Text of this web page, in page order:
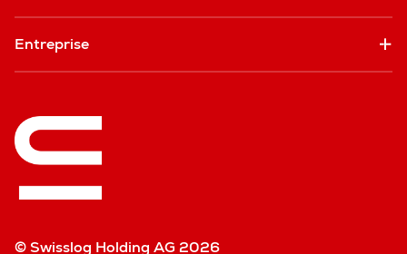
Entreprise
© Swisslog Holding AG 2026